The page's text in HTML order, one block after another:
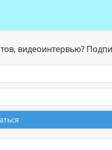
видеоинтервью?